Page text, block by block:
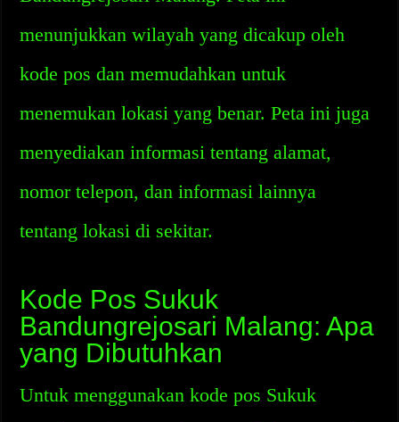
menunjukkan wilayah yang dicakup oleh
kode pos dan memudahkan untuk
menemukan lokasi yang benar. Peta ini juga
menyediakan informasi tentang alamat,
nomor telepon, dan informasi lainnya
tentang lokasi di sekitar.
Kode Pos Sukuk
Bandungrejosari Malang: Apa
yang Dibutuhkan
Untuk menggunakan kode pos Sukuk